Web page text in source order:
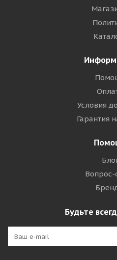
Условия
Гарантия
Вопрос-
Будьте